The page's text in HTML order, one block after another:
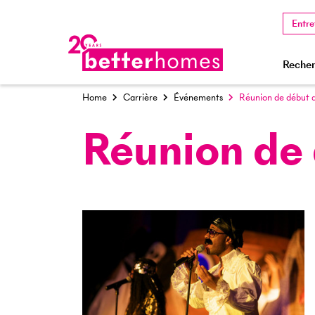
Home Carrière Événements Réunion de début
Réunion